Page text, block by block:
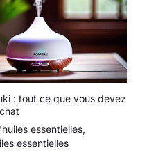
: tout ce que vous devez
essentielles,
essentielles